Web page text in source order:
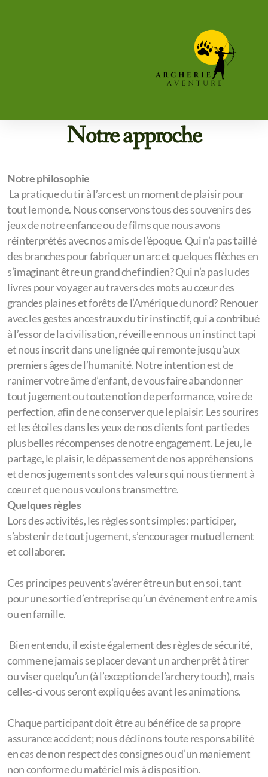
Notre approche
Notre philosophie
La pratique du tir à l’arc est un moment de plaisir pour
tout le monde. Nous conservons tous des souvenirs des
jeux de notre enfance ou de films que nous avons
réinterprétés avec nos amis de l’époque. Qui n’a pas taillé
des branches pour fabriquer un arc et quelques flèches en
s’imaginant être un grand chef indien? Qui n’a pas lu des
livres pour voyager au travers des mots au cœur des
grandes plaines et forêts de l’Amérique du nord? Renouer
avec les gestes ancestraux du tir instinctif, qui a contribué
à l’essor de la civilisation, réveille en nous un instinct tapi
et nous inscrit dans une lignée qui remonte jusqu’aux
premiers âges de l’humanité. Notre intention est de
ranimer votre âme d’enfant, de vous faire abandonner
tout jugement ou toute notion de performance, voire de
perfection, afin de ne conserver que le plaisir. Les sourires
et les étoiles dans les yeux de nos clients font partie des
plus belles récompenses de notre engagement. Le jeu, le
partage, le plaisir, le dépassement de nos appréhensions
et de nos jugements sont des valeurs qui nous tiennent à
cœur et que nous voulons transmettre.
Quelques règles
Lors des activités, les règles sont simples: participer,
s’abstenir de tout jugement, s’encourager mutuellement
et collaborer.
Ces principes peuvent s’avérer être un but en soi, tant
pour une sortie d’entreprise qu’un événement entre amis
ou en famille.
Bien entendu, il existe également des règles de sécurité,
comme ne jamais se placer devant un archer prêt à tirer
ou viser quelqu’un (à l’exception de l’archery touch), mais
celles-ci vous seront expliquées avant les animations.
Chaque participant doit être au bénéfice de sa propre
assurance accident; nous déclinons toute responsabilité
en cas de non respect des consignes ou d’un maniement
non conforme du matériel mis à disposition.